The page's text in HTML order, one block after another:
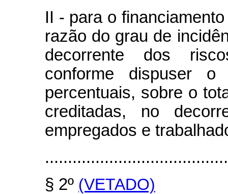
II - para o
razão do grau de
decorrente dos
conforme dispuser o
percentuais, sobre o
creditadas, no
empregados e
§ 2º (VETADO)